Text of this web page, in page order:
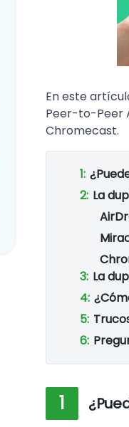
En este
Peer-to-Peer
Chromecast.
1:
2: La
3: La
4:
5:
6:
1